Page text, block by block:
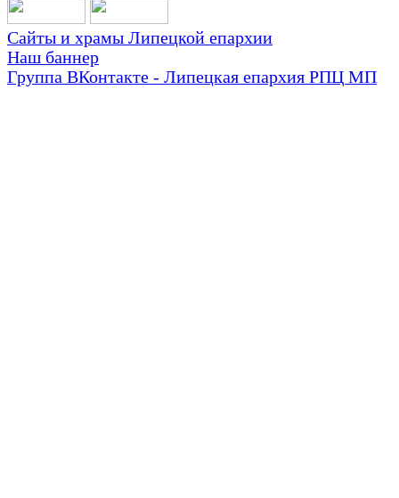
Сайты и храмы Липецкой епархии
Наш баннер
Группа ВКонтакте - Липецкая епархия РПЦ МП